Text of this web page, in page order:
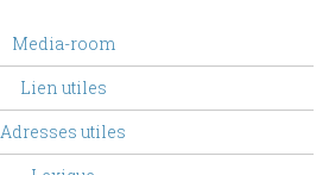
Media-room
Lien utiles
Adresses utiles